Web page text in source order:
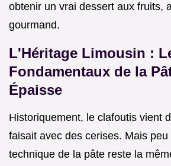
obtenir un vrai dessert aux fruits,
gourmand.
L'Héritage Limousin :
Fondamentaux de la
Épaisse
Historiquement, le clafoutis vient
faisait avec des cerises. Mais
technique de la pâte reste la